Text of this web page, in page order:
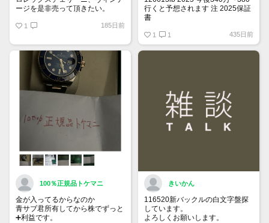
ージを是非売って頂きたい。
1 185日前
行くと予想されます 注 2025保証
書
2025/ @Watch_Monster_より
1 1 435日前
100％正規品トケマニ
金が入ってるからなのか
青サブ君所有してから株でずっと
➕利益です。
きいかん
116520新バックルの白文字盤探
しています。
よろしくお願いします。